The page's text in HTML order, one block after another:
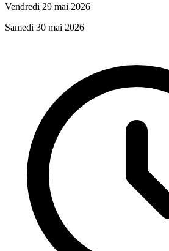
Vendredi 29 mai 2026
Samedi 30 mai 2026